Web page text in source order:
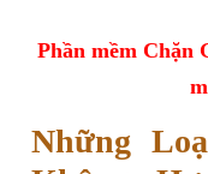
Phần mềm Chặn
Những